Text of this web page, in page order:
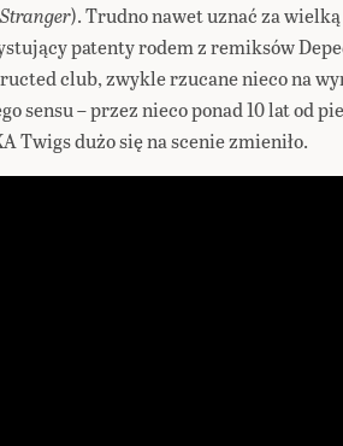
). Trudno nawet uznać za
patenty rodem z remiksów
club, zwykle rzucane nieco na
sensu – przez nieco ponad 10 lat od
Twigs dużo się na scenie zmieniło.